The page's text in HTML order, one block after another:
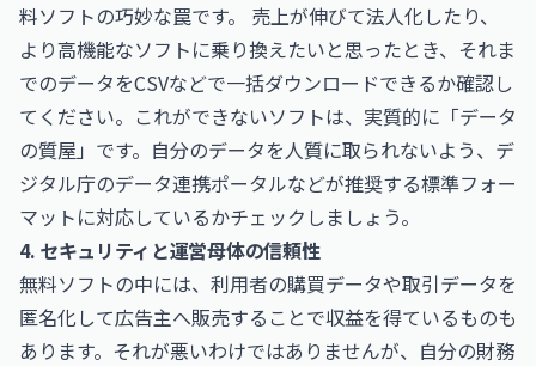
料ソフトの巧妙な罠です。 売上が伸びて法人化したり、
より高機能なソフトに乗り換えたいと思ったとき、それま
でのデータをCSVなどで一括ダウンロードできるか確認し
てください。これができないソフトは、実質的に「データ
の質屋」です。自分のデータを人質に取られないよう、 デ
ジタル庁のデータ連携ポータルなどが推奨する標準フォー
マットに対応しているかチェックしましょう。
4. セキュリティと運営母体の信頼性
無料ソフトの中には、利用者の購買データや取引データを
匿名化して広告主へ販売することで収益を得ているものも
あります。それが悪いわけではありませんが、自分の財務